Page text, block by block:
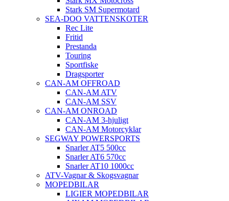
Stark SM Supermotard
SEA-DOO VATTENSKOTER
Rec Lite
Fritid
Prestanda
Touring
Sportfiske
Dragsporter
CAN-AM OFFROAD
CAN-AM ATV
CAN-AM SSV
CAN-AM ONROAD
CAN-AM 3-hjuligt
CAN-AM Motorcyklar
SEGWAY POWERSPORTS
Snarler AT5 500cc
Snarler AT6 570cc
Snarler AT10 1000cc
ATV-Vagnar & Skogsvagnar
MOPEDBILAR
LIGIER MOPEDBILAR